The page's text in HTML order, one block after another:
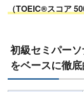
（TOEIC®スコア
初級セミパーソ
をベースに徹底